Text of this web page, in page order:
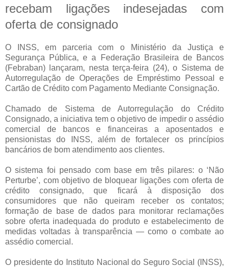
recebam ligações indesejadas com
oferta de consignado
O INSS, em parceria com o Ministério da Justiça e
Segurança Pública, e a Federação Brasileira de Bancos
(Febraban) lançaram, nesta terça-feira (24), o Sistema de
Autorregulação de Operações de Empréstimo Pessoal e
Cartão de Crédito com Pagamento Mediante Consignação.
Chamado de Sistema de Autorregulação do Crédito
Consignado, a iniciativa tem o objetivo de impedir o assédio
comercial de bancos e financeiras a aposentados e
pensionistas do INSS, além de fortalecer os princípios
bancários de bom atendimento aos clientes.
O sistema foi pensado com base em três pilares: o ‘Não
Perturbe’, com objetivo de bloquear ligações com oferta de
crédito consignado, que ficará à disposição dos
consumidores que não queiram receber os contatos;
formação de base de dados para monitorar reclamações
sobre oferta inadequada do produto e estabelecimento de
medidas voltadas à transparência — como o combate ao
assédio comercial.
O presidente do Instituto Nacional do Seguro Social (INSS),